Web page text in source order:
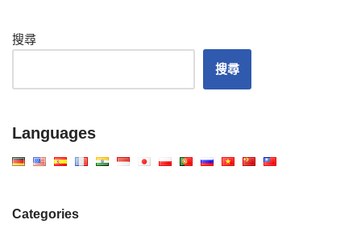
搜尋
搜尋
Languages
Categories